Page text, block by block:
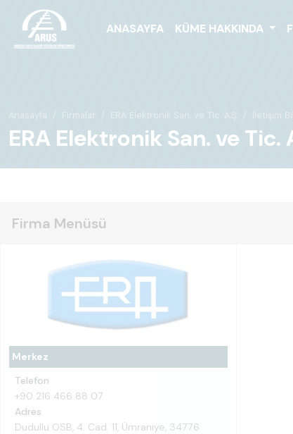
ANASAYFA KÜME HAKKINDA
Anasayfa Firmalar ERA Elektronik San. ve Tic. A.Ş. İletişim
ERA Elektronik San. ve
Firma Menüsü
Merkez
Telefon
+90 216 466 88 07
Adres
Dudullu OSB, 4. Cad. 11, Ümraniye, 34776